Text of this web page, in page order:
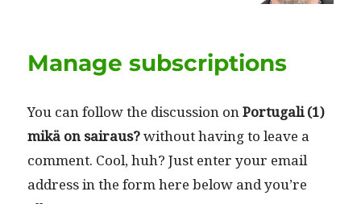
Manage subscriptions
You can fol­low the dis­cus­sion onPor­tu­gali (1)
mikä on sairaus?with­out hav­ing to leave a
com­ment. Cool, huh? Just enter your email
address in the form here below and you’re